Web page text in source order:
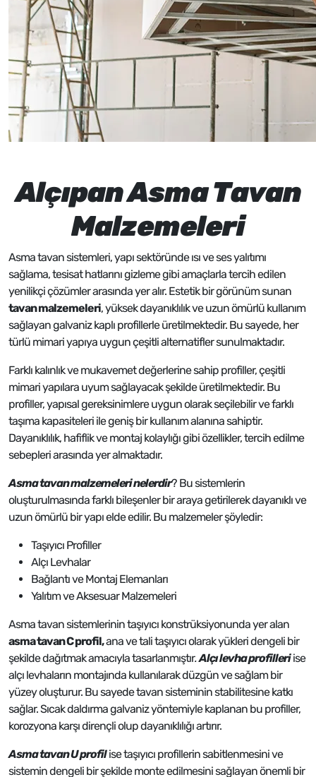
Alçıpan Asma Tavan
Malzemeleri
Asma tavan sistemleri, yapı sektöründe ısı ve ses yalıtımı
sağlama, tesisat hatlarını gizleme gibi amaçlarla tercih edilen
yenilikçi çözümler arasında yer alır. Estetik bir görünüm sunan
tavan malzemeleri, yüksek dayanıklılık ve uzun ömürlü kullanım
sağlayan galvaniz kaplı profillerle üretilmektedir. Bu sayede, her
türlü mimari yapıya uygun çeşitli alternatifler sunulmaktadır.
Farklı kalınlık ve mukavemet değerlerine sahip profiller, çeşitli
mimari yapılara uyum sağlayacak şekilde üretilmektedir. Bu
profiller, yapısal gereksinimlere uygun olarak seçilebilir ve farklı
taşıma kapasiteleri ile geniş bir kullanım alanına sahiptir.
Dayanıklılık, hafiflik ve montaj kolaylığı gibi özellikler, tercih edilme
sebepleri arasında yer almaktadır.
Asma tavan malzemeleri nelerdir? Bu sistemlerin
oluşturulmasında farklı bileşenler bir araya getirilerek dayanıklı ve
uzun ömürlü bir yapı elde edilir. Bu malzemeler şöyledir:
Taşıyıcı Profiller
Alçı Levhalar
Bağlantı ve Montaj Elemanları
Yalıtım ve Aksesuar Malzemeleri
Asma tavan sistemlerinin taşıyıcı konstrüksiyonunda yer alan
asma tavan C profil,ana ve tali taşıyıcı olarak yükleri dengeli bir
şekilde dağıtmak amacıyla tasarlanmıştır.Alçı levha profilleriise
alçı levhaların montajında kullanılarak düzgün ve sağlam bir
yüzey oluşturur. Bu sayede tavan sisteminin stabilitesine katkı
sağlar. Sıcak daldırma galvaniz yöntemiyle kaplanan bu profiller,
korozyona karşı dirençli olup dayanıklılığı artırır.
Asma tavan U profilise taşıyıcı profillerin sabitlenmesini ve
sistemin dengeli bir şekilde monte edilmesini sağlayan önemli bir